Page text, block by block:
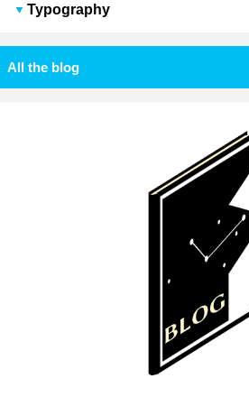
Typography
All the blog